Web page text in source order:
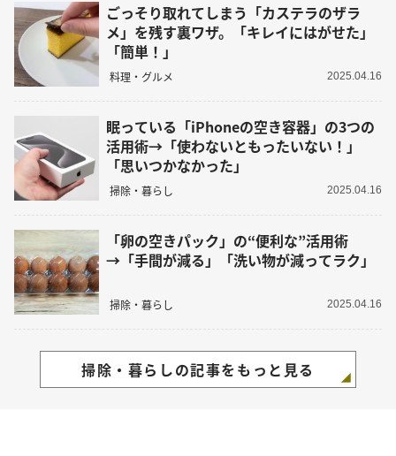
ごっそり取れてしまう「カステラのザラ
メ」を残す裏ワザ。「キレイにはがせた」
「簡単！」
料理・グルメ 2025.04.16
眠っている「iPhoneの空き容器」の3つの
活用術→「使わないともったいない！」
「思いつかなかった」
掃除・暮らし 2025.04.16
「卵の空きパック」の“便利な”活用術
→「手間が減る」「洗い物が減ってラク」
掃除・暮らし 2025.04.16
掃除・暮らしの記事をもっと見る